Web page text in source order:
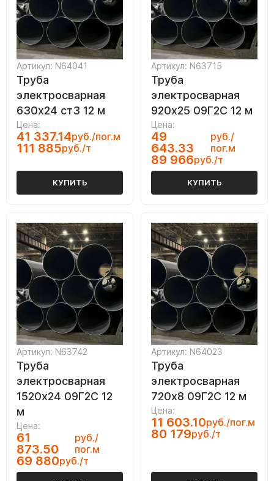
Артикул: N64041
Труба
электросварная
630х24 ст3 12 м
Цена:
41 337.14руб./пог.м
111 885руб./т
КУПИТЬ
Артикул: N63715
Труба
электросварная
920х25 09Г2С 12 м
Цена:
49
643.33
руб./
пог.м
89 966руб./т
КУПИТЬ
Артикул: N63742
Труба
электросварная
1520х24 09Г2С 12
м
Цена:
61
873.50
руб./
пог.м
69 880руб./т
Артикул: N64023
Труба
электросварная
720х8 09Г2С 12 м
Цена:
11 603.10руб./пог.м
80 179руб./т